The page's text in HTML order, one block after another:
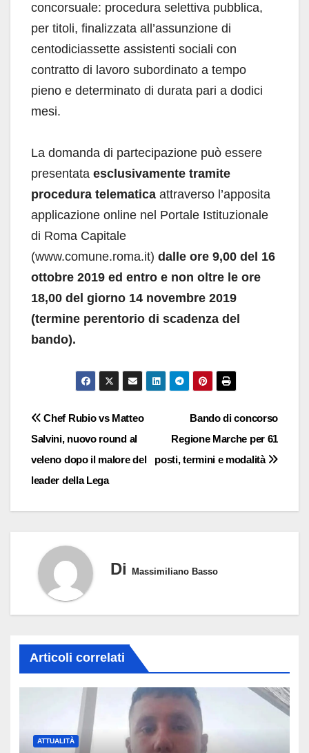
concorsuale: procedura selettiva pubblica,
per titoli, finalizzata all’assunzione di
centodiciassette assistenti sociali con
contratto di lavoro subordinato a tempo
pieno e determinato di durata pari a dodici
mesi.
La domanda di partecipazione può essere
presentata esclusivamente tramite
procedura telematica attraverso l’apposita
applicazione online nel Portale Istituzionale
di Roma Capitale
(www.comune.roma.it) dalle ore 9,00 del 16
ottobre 2019 ed entro e non oltre le ore
18,00 del giorno 14 novembre 2019
(termine perentorio di scadenza del
bando).
Navigazione
articoli
Bando di concorso
Regione Marche per 61
posti, termini e modalità
Chef Rubio vs Matteo
Salvini, nuovo round al
veleno dopo il malore del
leader della Lega
Di Massimiliano Basso
Articoli correlati
ATTUALITÀ